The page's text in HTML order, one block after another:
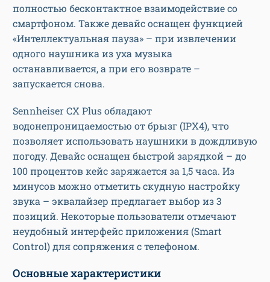
полностью бесконтактное взаимодействие со
смартфоном. Также девайс оснащен функцией
«Интеллектуальная пауза» – при извлечении
одного наушника из уха музыка
останавливается, а при его возврате –
запускается снова.
Sennheiser CX Plus обладают
водонепроницаемостью от брызг (IPX4), что
позволяет использовать наушники в дождливую
погоду. Девайс оснащен быстрой зарядкой – до
100 процентов кейс заряжается за 1,5 часа. Из
минусов можно отметить скудную настройку
звука – эквалайзер предлагает выбор из 3
позиций. Некоторые пользователи отмечают
неудобный интерфейс приложения (Smart
Control) для сопряжения с телефоном.
Основные характеристики